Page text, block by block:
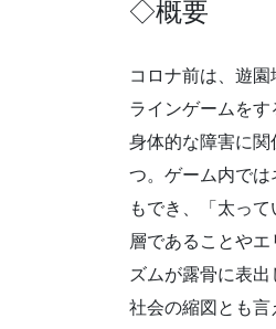
◇概要
コロナ前は、遊
ラインゲームをす
身体的な障害に
つ。ゲーム内で
もでき、「太っ
層であることや
ズムが露骨に表
社会の縮図とも